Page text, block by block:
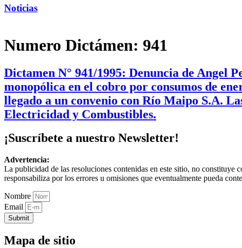
Noticias
Numero Dictámen: 941
Dictamen N° 941/1995: Denuncia de Angel
monopólica en el cobro por consumos de
llegado a un convenio con Río Maipo S.A.
Electricidad y Combustibles.
¡Suscríbete a nuestro Newsletter!
Advertencia:
La publicidad de las resoluciones contenidas en este sitio, no
responsabiliza por los errores u omisiones que eventualmente pueda
Nombre
Email
Submit
Mapa de sitio